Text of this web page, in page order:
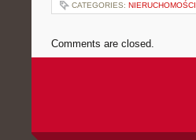
CATEGORIES: NIERUCHOMOŚCI
Comments are closed.